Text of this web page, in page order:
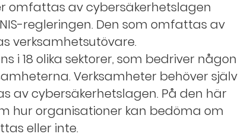
omfattas av cybersäkerhetslagen
regleringen. Den som omfattas av
verksamhetsutövare.
i 18 olika sektorer, som bedriver någon
Verksamheter behöver själv
av cybersäkerhetslagen. På den här
hur organisationer kan bedöma om
eller inte.